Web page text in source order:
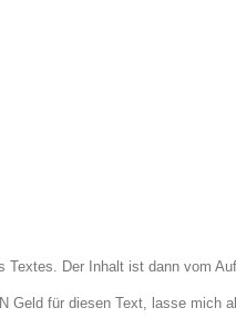
Der Inhalt ist dann vom
für diesen Text, lasse